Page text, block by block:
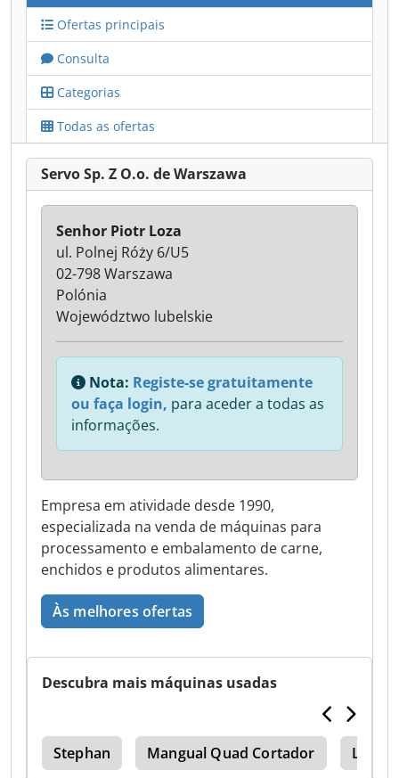
Ofertas principais
Consulta
Categorias
Todas as ofertas
Servo Sp. Z O.o. de Warszawa
Empresa em atividade desde 1990,
especializada na venda de máquinas para
processamento e embalamento de carne,
enchidos e produtos alimentares.
Às melhores ofertas
Senhor Piotr Loza
ul. Polnej Róży 6/U5
02-798 Warszawa
Polónia
Województwo lubelskie
Nota: Registe-se gratuitamente
ou faça login, para aceder a todas as
informações.
Descubra mais máquinas usadas
Stephan Mangual Quad Cortador Loja